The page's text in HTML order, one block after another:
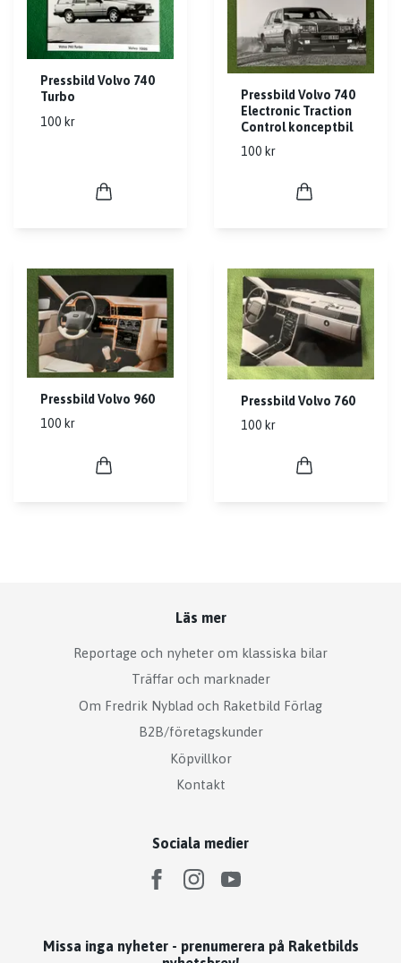
Pressbild Volvo 740
Turbo
100 kr
Pressbild Volvo 740
Electronic Traction
Control konceptbil
100 kr
Pressbild Volvo 960
100 kr
Pressbild Volvo 760
100 kr
Läs mer
Reportage och nyheter om klassiska bilar
Träffar och marknader
Om Fredrik Nyblad och Raketbild Förlag
B2B/företagskunder
Köpvillkor
Kontakt
Sociala medier
Missa inga nyheter - prenumerera på Raketbilds